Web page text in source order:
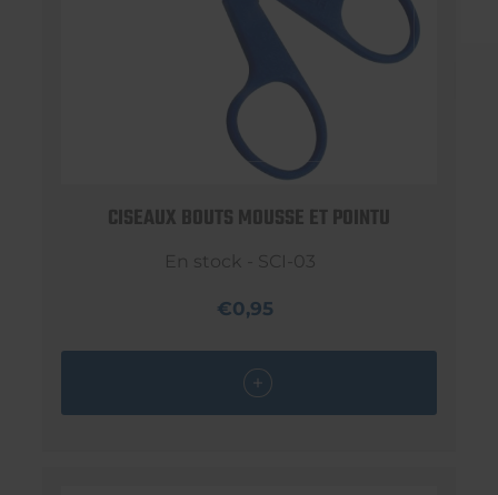
CISEAUX BOUTS MOUSSE ET POINTU
En stock - SCI-03
€0,95